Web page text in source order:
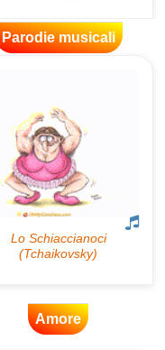
Parodie musicali
Amore